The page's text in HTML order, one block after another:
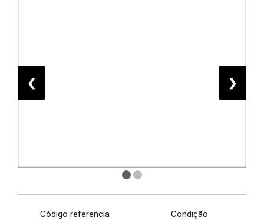
❮ ❯
Código referencia
Condição